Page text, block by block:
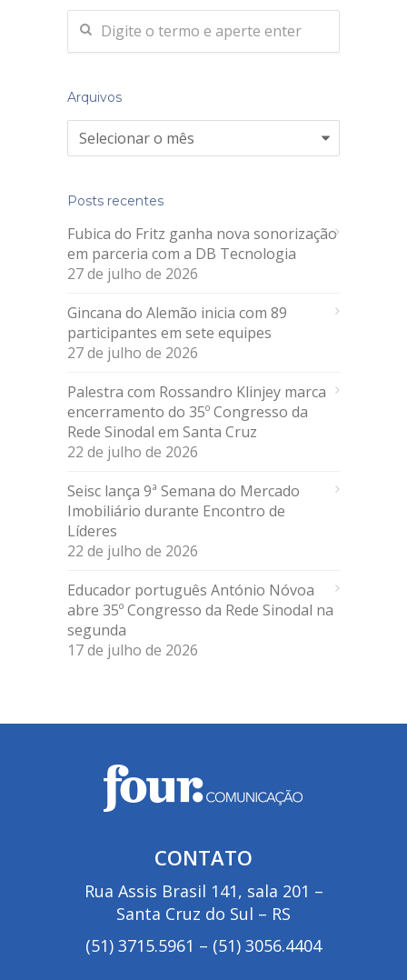
Arquivos
Arquivos
Posts recentes
Fubica do Fritz ganha nova sonorização
em parceria com a DB Tecnologia
27 de julho de 2026
Gincana do Alemão inicia com 89
participantes em sete equipes
27 de julho de 2026
Palestra com Rossandro Klinjey marca
encerramento do 35º Congresso da
Rede Sinodal em Santa Cruz
22 de julho de 2026
Seisc lança 9ª Semana do Mercado
Imobiliário durante Encontro de
Líderes
22 de julho de 2026
Educador português António Nóvoa
abre 35º Congresso da Rede Sinodal na
segunda
17 de julho de 2026
CONTATO
Rua Assis Brasil 141, sala 201 –
Santa Cruz do Sul – RS
(51) 3715.5961 – (51) 3056.4404